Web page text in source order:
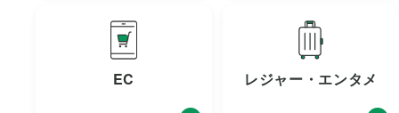
EC レジャー・エンタメ